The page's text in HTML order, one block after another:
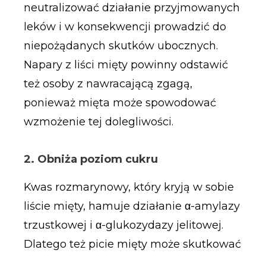
neutralizować działanie przyjmowanych
leków i w konsekwencji prowadzić do
niepożądanych skutków ubocznych.
Napary z liści mięty powinny odstawić
też osoby z nawracającą zgagą,
ponieważ mięta może spowodować
wzmożenie tej dolegliwości.
2. Obniża poziom cukru
Kwas rozmarynowy, który kryją w sobie
liście mięty, hamuje działanie α-amylazy
trzustkowej i α-glukozydazy jelitowej.
Dlatego też picie mięty może skutkować